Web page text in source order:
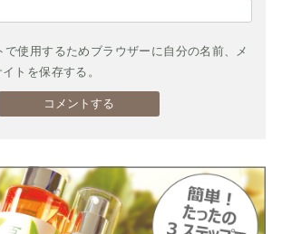
で使用するためブラウザーに自分の名前、メ
トを保存する。